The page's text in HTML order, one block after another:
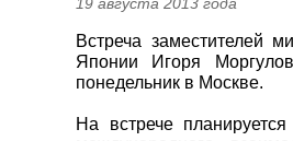
Встреча заместителей
Японии Игоря
понедельник в Москве.
На встрече